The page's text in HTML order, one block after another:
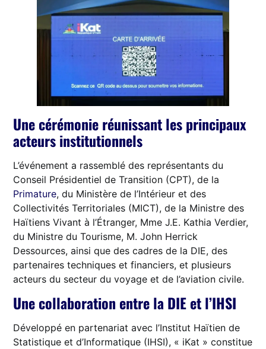
Une cérémonie réunissant les principaux
acteurs institutionnels
L’événement a rassemblé des représentants du
Conseil Présidentiel de Transition (CPT), de la
Primature, du Ministère de l’Intérieur et des
Collectivités Territoriales (MICT), de la Ministre des
Haïtiens Vivant à l’Étranger, Mme J.E. Kathia Verdier,
du Ministre du Tourisme, M. John Herrick
Dessources, ainsi que des cadres de la DIE, des
partenaires techniques et financiers, et plusieurs
acteurs du secteur du voyage et de l’aviation civile.
Une collaboration entre la DIE et l’IHSI
Développé en partenariat avec l’Institut Haïtien de
Statistique et d’Informatique (IHSI), « iKat » constitue